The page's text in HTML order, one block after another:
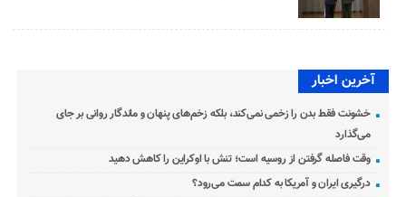
آخرین اخبار
خشونت فقط بدن را زخمی نمی‌کند، بلکه زخم‌های پنهان و ماندگار روانی بر جای
می‌گذارد
وقت فاصله گرفتن از روسیه است؛ تنش با اوکراین را کاهش دهید
درگیری ایران و آمریکا به کدام سمت می‌رود؟